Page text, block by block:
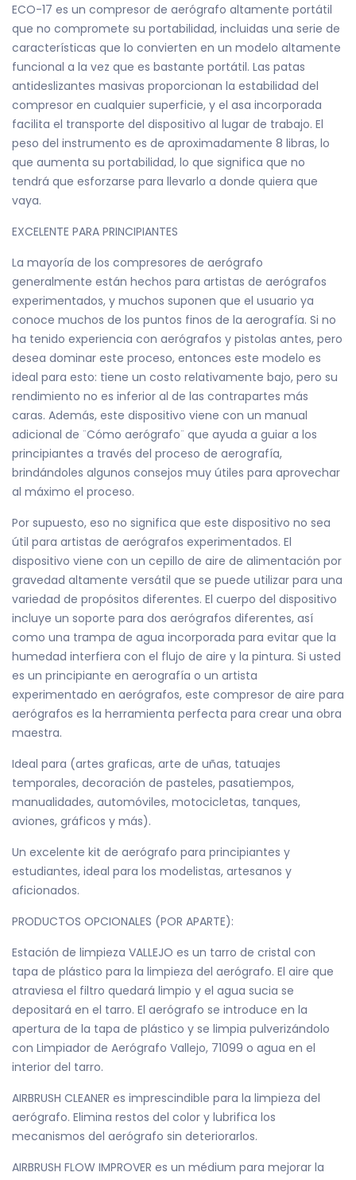
ECO-17 es un compresor de aerógrafo altamente portátil
que no compromete su portabilidad, incluidas una serie de
características que lo convierten en un modelo altamente
funcional a la vez que es bastante portátil. Las patas
antideslizantes masivas proporcionan la estabilidad del
compresor en cualquier superficie, y el asa incorporada
facilita el transporte del dispositivo al lugar de trabajo. El
peso del instrumento es de aproximadamente 8 libras, lo
que aumenta su portabilidad, lo que significa que no
tendrá que esforzarse para llevarlo a donde quiera que
vaya.
EXCELENTE PARA PRINCIPIANTES
La mayoría de los compresores de aerógrafo
generalmente están hechos para artistas de aerógrafos
experimentados, y muchos suponen que el usuario ya
conoce muchos de los puntos finos de la aerografía. Si no
ha tenido experiencia con aerógrafos y pistolas antes, pero
desea dominar este proceso, entonces este modelo es
ideal para esto: tiene un costo relativamente bajo, pero su
rendimiento no es inferior al de las contrapartes más
caras. Además, este dispositivo viene con un manual
adicional de ¨Cómo aerógrafo¨ que ayuda a guiar a los
principiantes a través del proceso de aerografía,
brindándoles algunos consejos muy útiles para aprovechar
al máximo el proceso.
Por supuesto, eso no significa que este dispositivo no sea
útil para artistas de aerógrafos experimentados. El
dispositivo viene con un cepillo de aire de alimentación por
gravedad altamente versátil que se puede utilizar para una
variedad de propósitos diferentes. El cuerpo del dispositivo
incluye un soporte para dos aerógrafos diferentes, así
como una trampa de agua incorporada para evitar que la
humedad interfiera con el flujo de aire y la pintura. Si usted
es un principiante en aerografía o un artista
experimentado en aerógrafos, este compresor de aire para
aerógrafos es la herramienta perfecta para crear una obra
maestra.
Ideal para (artes graficas, arte de uñas, tatuajes
temporales, decoración de pasteles, pasatiempos,
manualidades, automóviles, motocicletas, tanques,
aviones, gráficos y más).
Un excelente kit de aerógrafo para principiantes y
estudiantes, ideal para los modelistas, artesanos y
aficionados.
PRODUCTOS OPCIONALES (POR APARTE):
Estación de limpieza VALLEJO es un tarro de cristal con
tapa de plástico para la limpieza del aerógrafo. El aire que
atraviesa el filtro quedará limpio y el agua sucia se
depositará en el tarro. El aerógrafo se introduce en la
apertura de la tapa de plástico y se limpia pulverizándolo
con Limpiador de Aerógrafo Vallejo, 71099 o agua en el
interior del tarro.
AIRBRUSH CLEANER es imprescindible para la limpieza del
aerógrafo. Elimina restos del color y lubrifica los
mecanismos del aerógrafo sin deteriorarlos.
AIRBRUSH FLOW IMPROVER es un médium para mejorar la